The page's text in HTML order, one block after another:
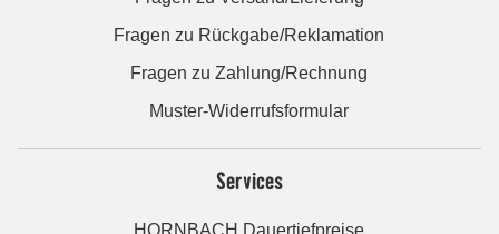
Fragen zu Rückgabe/Reklamation
Fragen zu Zahlung/Rechnung
Muster-Widerrufsformular
Services
HORNBACH Dauertiefpreise